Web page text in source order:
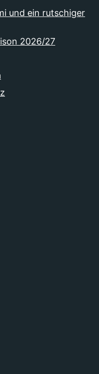
und ein rutschiger
2026/27